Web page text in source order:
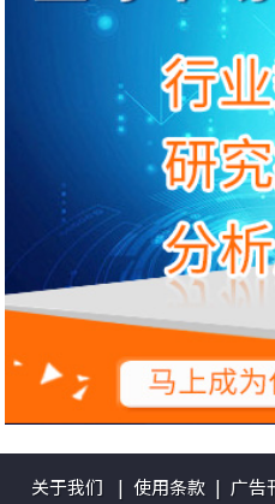
关于我们 | 使用条款 | 广告